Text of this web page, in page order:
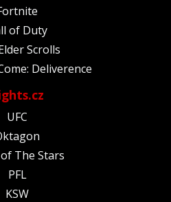
of Duty
Scrolls
Deliverence
UFC
The Stars
PFL
KSW